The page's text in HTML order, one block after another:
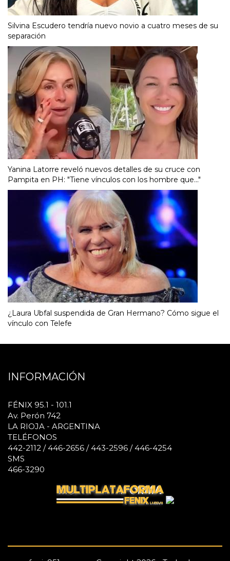
Silvina Escudero tendría nuevo novio a cuatro meses de su
separación
Yanina Latorre reveló nuevos detalles de su cruce con
Pampita en PH: "Tiene vínculos con los hombre que..."
¿Laura Ubfal suspendida de Gran Hermano? Cómo sigue el
vínculo con Telefe
INFORMACIÓN
FÉNIX 95.1 - 101.1
Av. Perón 742
LA RIOJA - ARGENTINA
TELÉFONOS
442-2112 / 446-2656 / 443-2596 / 446-4254
SMS
466-3290